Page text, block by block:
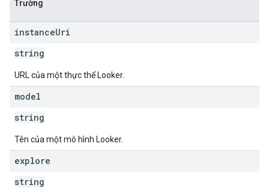
Trường
instanceUri
string
URL của một thực thể Looker.
model
string
Tên của một mô hình Looker.
explore
string